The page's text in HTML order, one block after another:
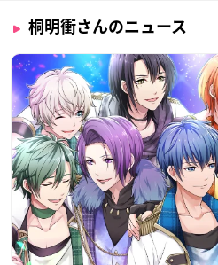
桐明衝さんのニュース